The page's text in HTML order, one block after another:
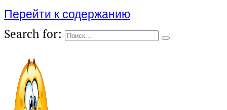
Перейти к содержанию
Search for: